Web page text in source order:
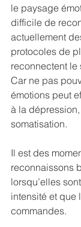
le paysage
difficile de
actuellement
protocoles de
reconnectent le
Car ne pas
émotions peut
à la
somatisation.
Il est des
reconnaissons
lorsqu’elles
intensité et que
commandes.